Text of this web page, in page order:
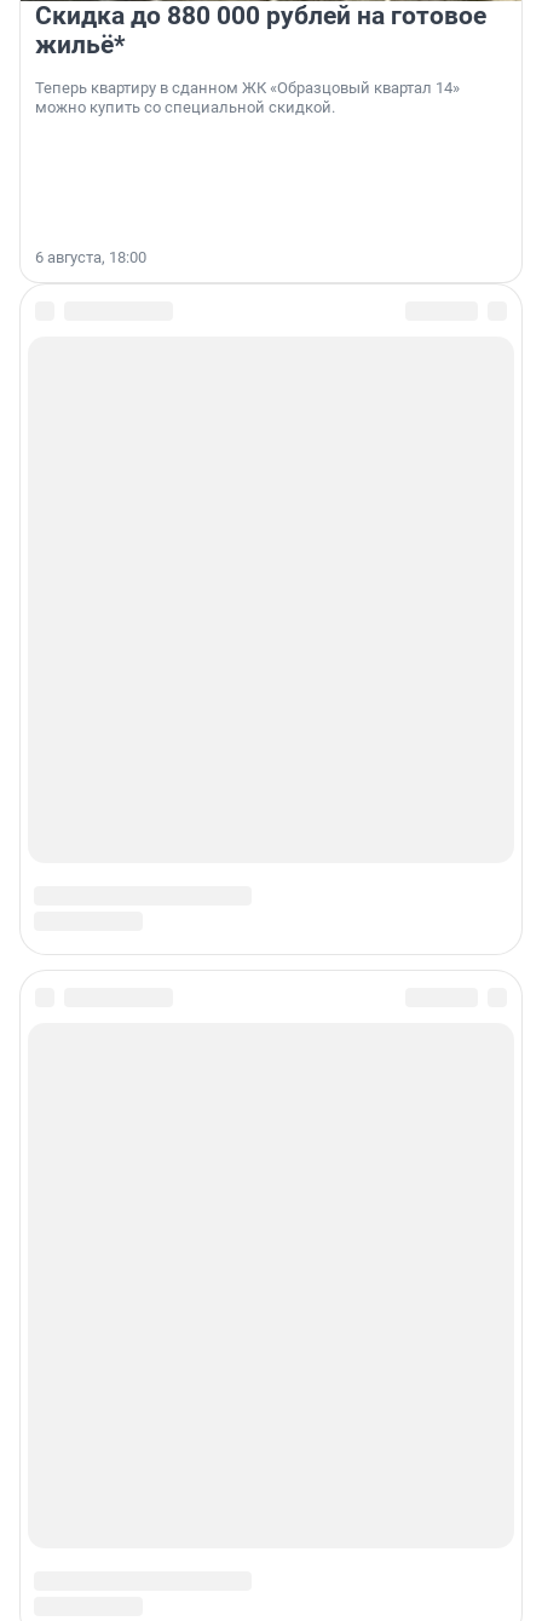
Скидка до 880 000 рублей на готовое
жильё*
Теперь квартиру в сданном ЖК «Образцовый квартал 14»
можно купить со специальной скидкой.
6 августа, 18:00